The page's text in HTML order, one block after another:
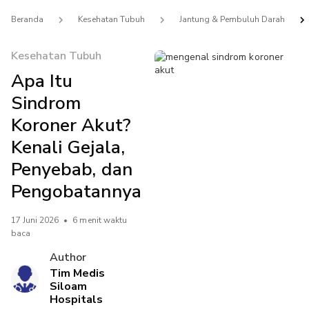
Beranda Kesehatan Tubuh Jantung & Pembuluh Darah
Kesehatan Tubuh
Apa Itu
Sindrom
Koroner Akut?
Kenali Gejala,
Penyebab, dan
Pengobatannya
17 Juni 2026 • 6 menit waktu
baca
Author
Tim Medis
Siloam
Hospitals